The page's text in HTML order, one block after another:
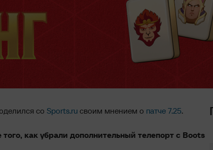
со Sports.ru своим мнением о патче 7.25.
как убрали дополнительный телепорт с Boots